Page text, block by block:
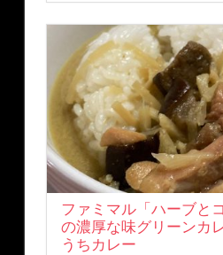
ファミマル「ハーブと
の濃厚な味グリーンカ
うちカレー